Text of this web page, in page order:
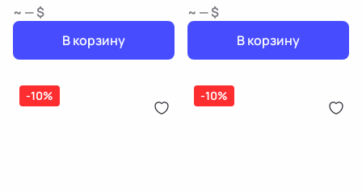
~ — $
В корзину
~ — $
В корзину
-10% -10%